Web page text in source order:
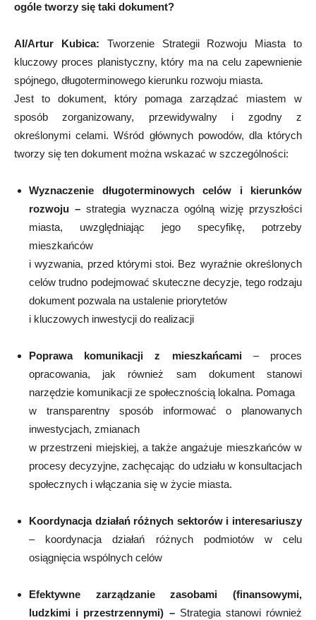
ogóle tworzy się taki dokument?
AI/Artur Kubica: Tworzenie Strategii Rozwoju Miasta to
kluczowy proces planistyczny, który ma na celu zapewnienie
spójnego, długoterminowego kierunku rozwoju miasta.
Jest to dokument, który pomaga zarządzać miastem w
sposób zorganizowany, przewidywalny i zgodny z
określonymi celami. Wśród głównych powodów, dla których
tworzy się ten dokument można wskazać w szczególności:
Wyznaczenie długoterminowych celów i kierunków
rozwoju – strategia wyznacza ogólną wizję przyszłości
miasta, uwzględniając jego specyfikę, potrzeby
mieszkańców
i wyzwania, przed którymi stoi. Bez wyraźnie określonych
celów trudno podejmować skuteczne decyzje, tego rodzaju
dokument pozwala na ustalenie priorytetów
i kluczowych inwestycji do realizacji
Poprawa komunikacji z mieszkańcami– proces
opracowania, jak również sam dokument stanowi
narzędzie komunikacji ze społecznością lokalna. Pomaga
w transparentny sposób informować o planowanych
inwestycjach, zmianach
w przestrzeni miejskiej, a także angażuje mieszkańców w
procesy decyzyjne, zachęcając do udziału w konsultacjach
społecznych i włączania się w życie miasta.
Koordynacja działań różnych sektorów i interesariuszy
– koordynacja działań różnych podmiotów w celu
osiągnięcia wspólnych celów
Efektywne zarządzanie zasobami (finansowymi,
ludzkimi i przestrzennymi) –Strategia stanowi również